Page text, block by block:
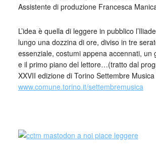
Assistente di produzione Francesca
L’idea è quella di leggere in pubblico
lungo una dozzina di ore, diviso in tre
essenziale, costumi appena accennati, un
e il primo piano del lettore…(tratto dal
XXVII edizione di Torino Settembre
www.comune.torino.it/settembremusica